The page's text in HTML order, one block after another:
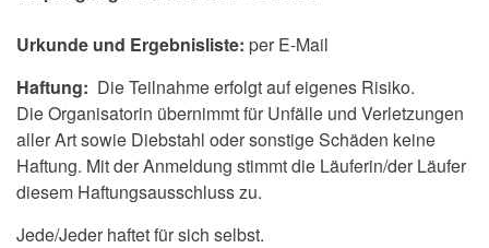
Urkunde und Ergebnisliste: per E-Mail
Haftung: Die Teilnahme erfolgt auf eigenes Risiko.
Die Organisatorin übernimmt für Unfälle und Verletzungen
aller Art sowie Diebstahl oder sonstige Schäden keine
Haftung. Mit der Anmeldung stimmt die Läuferin/der Läufer
diesem Haftungsausschluss zu.
Jede/Jeder haftet für sich selbst.